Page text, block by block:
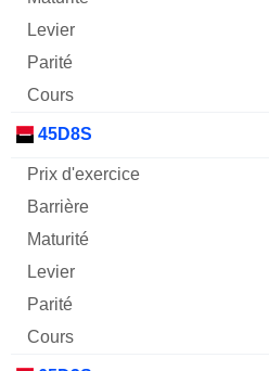
45D8S